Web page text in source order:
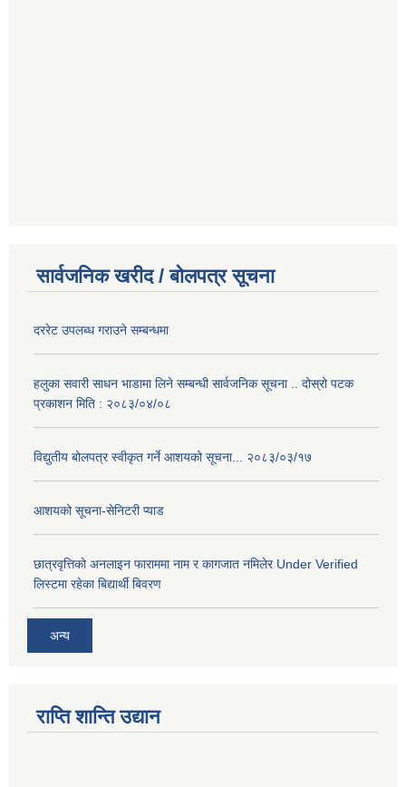
सार्वजनिक खरीद / बोलपत्र सूचना
दररेट उपलब्ध गराउने सम्बन्धमा
हलुका सवारी साधन भाडामा लिने सम्बन्धी सार्वजनिक सूचना .. दोस्रो पटक
प्रकाशन मिति : २०८३/०४/०८
विद्युतीय बोलपत्र स्वीकृत गर्ने आशयको सूचना... २०८३/०३/१७
आशयको सूचना-सेनिटरी प्याड
छात्रवृत्तिको अनलाइन फाराममा नाम र कागजात नमिलेर Under Verified
लिस्टमा रहेका बिद्यार्थी बिवरण
अन्य
राप्ति शान्ति उद्यान